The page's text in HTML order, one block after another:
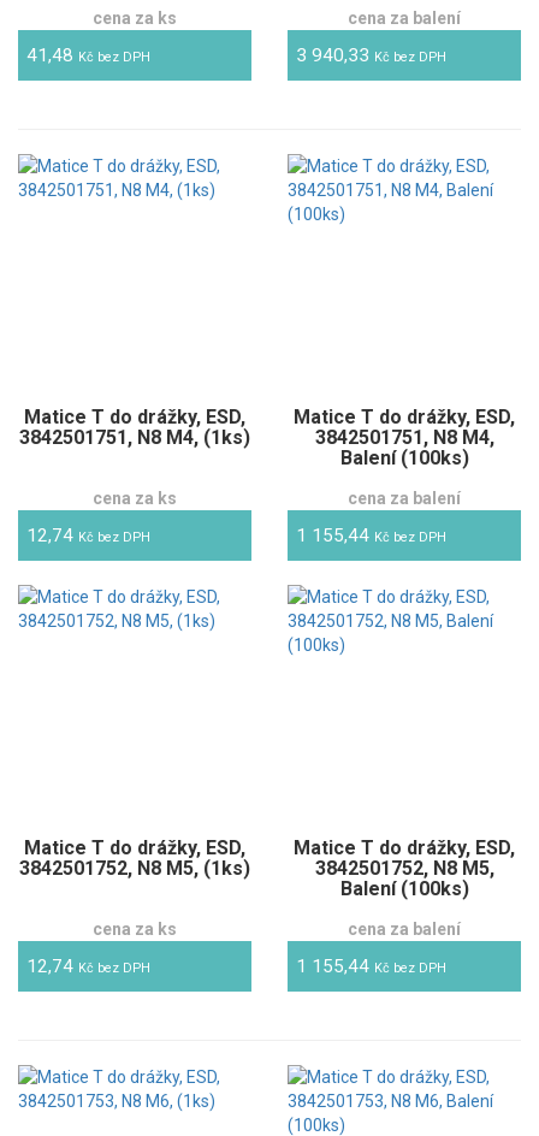
cena za ks
41,48 Kč bez DPH
cena za balení
3 940,33 Kč bez DPH
Matice T do drážky, ESD,
3842501751, N8 M4, (1ks)
cena za ks
12,74 Kč bez DPH
Matice T do drážky, ESD,
3842501751, N8 M4,
Balení (100ks)
cena za balení
1 155,44 Kč bez DPH
Matice T do drážky, ESD,
3842501752, N8 M5, (1ks)
cena za ks
12,74 Kč bez DPH
Matice T do drážky, ESD,
3842501752, N8 M5,
Balení (100ks)
cena za balení
1 155,44 Kč bez DPH